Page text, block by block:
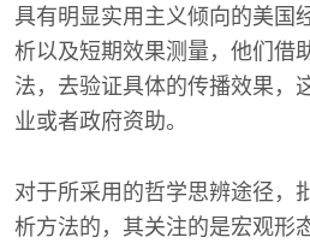
具有明显实用主义倾向的美国
析以及短期效果测量，他们借
法，去验证具体的传播效果，
业或者政府资助。
对于所采用的哲学思辨途径，
析方法的，其关注的是宏观形